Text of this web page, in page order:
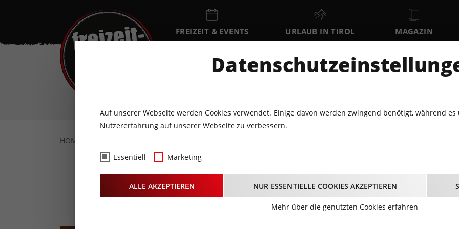
FREIZEIT & EVENTS URLAUB IN TIROL MAGAZIN
EVENTKALENDER
MO DI MI 13
HOME
Törggelen am Schiff
16.10.2025 - Beginn 17:30 Uhr
Auf unserer Webseite werden Cookies verwendet. Einige davon werden zwingend benötigt, während
Nutzererfahrung auf unserer Webseite zu verbessern.
Essentiell Marketing
ALLE AKZEPTIEREN NUR ESSENTIELLE COOKIES AKZEPTIEREN
Mehr über die genutzten Cookies erfahren